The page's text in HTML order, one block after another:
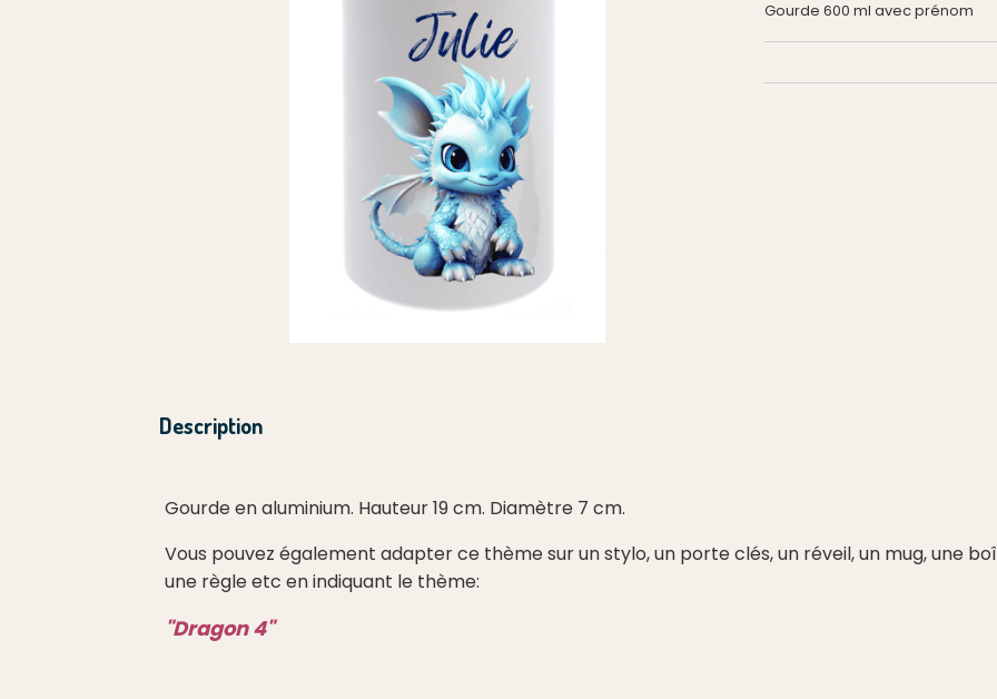
Gourde 600 ml avec prénom
Description
Gourde en aluminium. Hauteur 19 cm. Diamètre 7 cm.
Vous pouvez également adapter ce thème sur un stylo, un porte clés, un réveil, un mug, une
une règle etc en indiquant le thème:
"Dragon 4"